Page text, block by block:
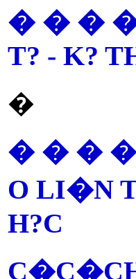
� � � �
T? - K?
�
� � �
O LI�N
H?C
C�C�